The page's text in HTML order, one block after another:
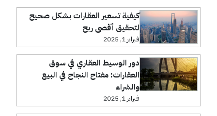
كيفية تسعير العقارات بشكل صحيح
لتحقيق أقصى ربح
فبراير 1, 2025
دور الوسيط العقاري في سوق
العقارات: مفتاح النجاح في البيع
والشراء
فبراير 1, 2025